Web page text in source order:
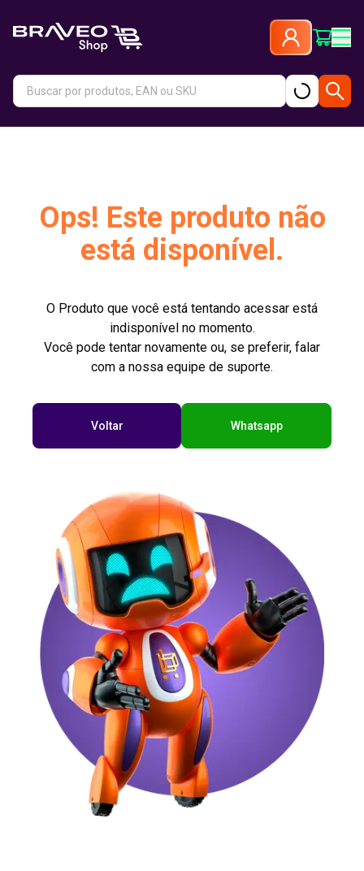
Ops! Este produto não
está disponível.
O Produto que você está tentando acessar está
indisponível no momento.
Você pode tentar novamente ou, se preferir, falar
com a nossa equipe de suporte.
Voltar Whatsapp